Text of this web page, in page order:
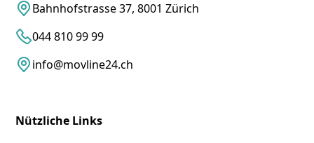
Bahnhofstrasse 37, 8001 Zürich
044 810 99 99
info@movline24.ch
Nützliche Links